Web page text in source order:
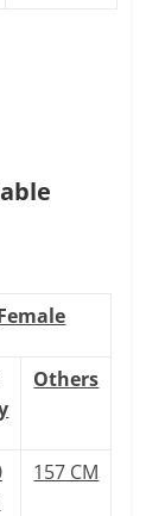
Others
157 CM